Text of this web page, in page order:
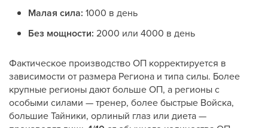
Малая сила: 1000 в день
Без мощности: 2000 или 4000 в день
Фактическое производство ОП корректируется в
зависимости от размера Региона и типа силы. Более
крупные регионы дают больше ОП, а регионы с
особыми силами — тренер, более быстрые Войска,
большие Тайники, орлиный глаз или диета —